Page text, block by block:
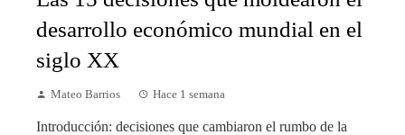
desarrollo económico mundial en el
siglo XX
Mateo Barrios Hace 1 semana
Introducción: decisiones que cambiaron el rumbo de la